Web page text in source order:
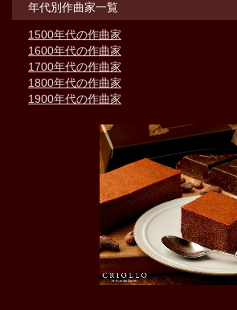
年代別作曲家一覧
1500年代の作曲家
1600年代の作曲家
1700年代の作曲家
1800年代の作曲家
1900年代の作曲家